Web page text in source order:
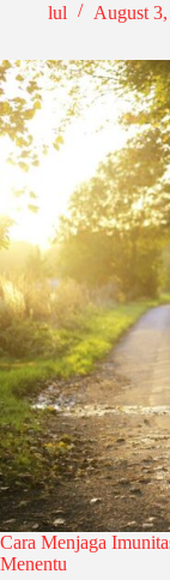
lul
August
Cara Menjaga
Menentu